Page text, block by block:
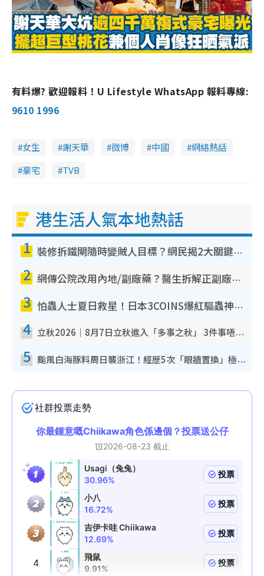
有料爆? 歡迎報料！U Lifestyle WhatsApp 報料專線:
9610 1996
女生 謝天華 微博 中國
網絡熱話
豪宅
TVB
港生活人氣本地熱話
1 裝修拆鐵閘隨時變賊人目標？網民揭2大關鍵用途：裝新式等於白裝？附新舊鐵閘分別
2 網傳公院改用內地/副廠藥？醫生拆解正副廠分別 揭4類人換藥隨時出事
3 怕蟲人士夏日救星！日本3COINS爆紅驅蟲神器$45起 1招「全程免觸碰」輕鬆搞定小強
4 立秋2026｜8月7日立秋進入「多事之秋」 3件事唔做得！專家教6招開運 清枱頭／銀包納氣接好運
5 颱風白海豚料周日襲浙江！經歷5次「眼牆置換」極罕見 成登陸內地最長途颱風